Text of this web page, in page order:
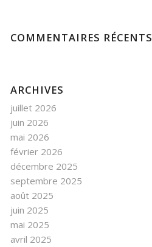
COMMENTAIRES RÉCENTS
ARCHIVES
juillet 2026
juin 2026
mai 2026
février 2026
décembre 2025
septembre 2025
août 2025
juin 2025
mai 2025
avril 2025